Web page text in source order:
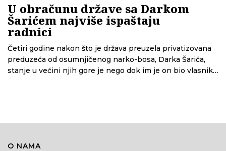
U obračunu države sa Darkom
Šarićem najviše ispaštaju
radnici
Četiri godine nakon što je država preuzela privatizovana
preduzeća od osumnjičenog narko-bosa, Darka Šarića,
stanje u većini njih gore je nego dok im je on bio vlasnik i
O NAMA